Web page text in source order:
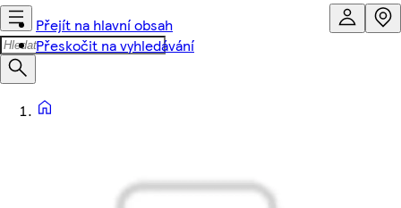
Přejít na hlavní obsah
Přeskočit na vyhledávání